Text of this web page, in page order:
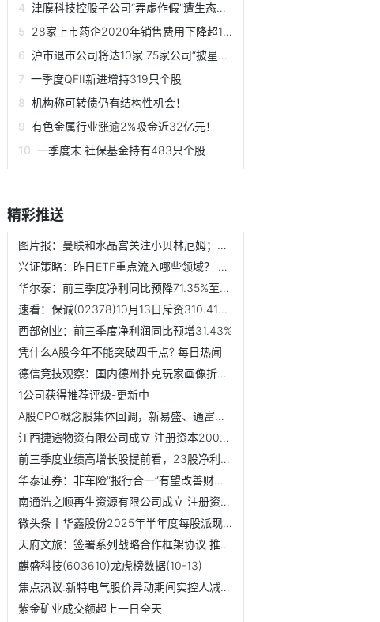
津膜科技控股子公司“弄虚作假”遭生态环境部点名
28家上市药企2020年销售费用下降超10%
沪市退市公司将达10家 75家公司“披星戴帽”
一季度QFII新进增持319只个股
机构称可转债仍有结构性机会！
有色金属行业涨逾2%吸金近32亿元！
一季度末 社保基金持有483只个股
精彩推送
图片报：曼联和水晶宫关注小贝林厄姆；邮报记者：阿莫林最喜...
兴证策略：昨日ETF重点流入哪些领域？ 资讯
华尔泰：前三季度净利同比预降71.35%至73.84% 速看
速看：保诚(02378)10月13日斥资310.41万英镑回购30.62万股
西部创业：前三季度净利润同比预增31.43%
凭什么A股今年不能突破四千点? 每日热闻
德信竞技观察：国内德州扑克玩家画像折射出当代年轻人智力竞...
1公司获得推荐评级-更新中
A股CPO概念股集体回调，新易盛、通富微电跌超7%，中际旭创跌...
江西捷途物资有限公司成立 注册资本200万人民币|今日观点
前三季度业绩高增长股提前看，23股净利润增幅翻倍|每日速递
华泰证券：非车险“报行合一”有望改善财险承保表现_焦点速递
南通浩之顺再生资源有限公司成立 注册资本100万人民币
微头条丨华鑫股份2025年半年度每股派现0.039元 股权登记日为10月20日
天府文旅：签署系列战略合作框架协议 推动影旅融合多元化发展
麒盛科技(603610)龙虎榜数据(10-13)
焦点热议:新特电气股价异动期间实控人减持 扣非净利连亏1年半
紫金矿业成交额超上一日全天